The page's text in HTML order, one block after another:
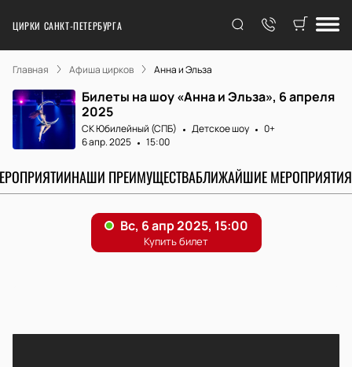
ЦИРКИ САНКТ-ПЕТЕРБУРГА
Главная Афиша цирков Анна и Эльза
Билеты на шоу «Анна и Эльза», 6 апреля
2025
СК Юбилейный (СПБ) Детское шоу
0+
6 апр. 2025
15:00
НАШИ ПРЕИМУЩЕСТВАБЛИЖАЙШИЕ МЕРОПРИЯТИЯ